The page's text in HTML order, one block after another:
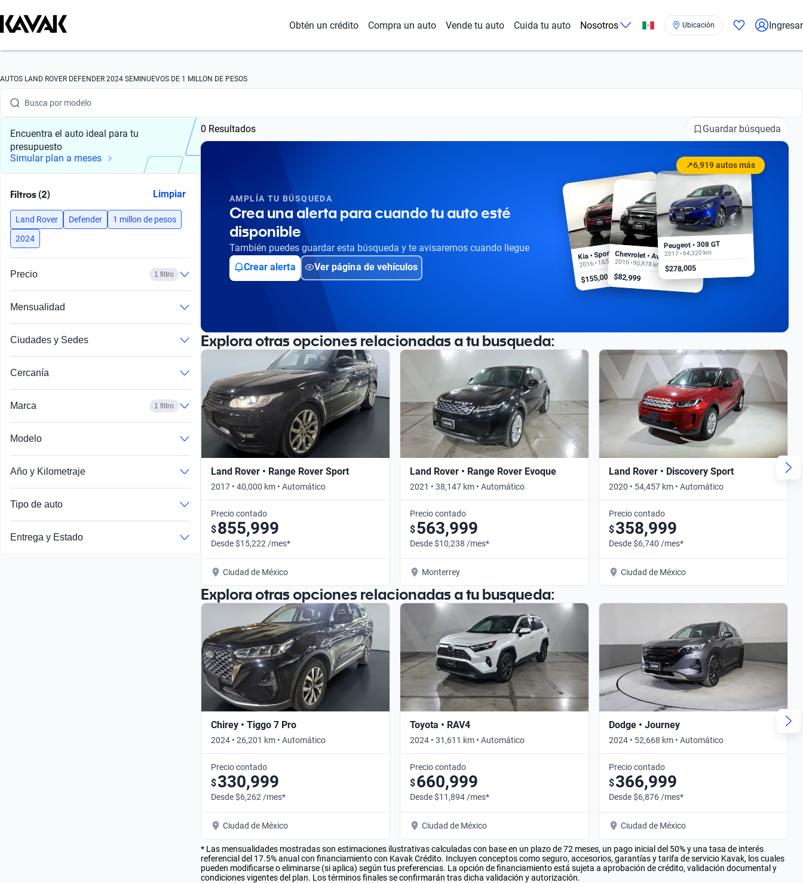
Obtén un crédito Compra un auto Vende tu auto Cuida tu auto Nosotros Ubicación Ingresar
AUTOS LAND ROVER DEFENDER 2024 SEMINUEVOS DE 1 MILLON DE PESOS
Busca por marca
Busca por modelo
Busca por versión
Busca por año
Busca por modelo
Busca por versión
Busca por año
Encuentra el auto ideal para tu
presupuesto
Simular plan a meses
Filtros (2) Limpiar
Land Rover Defender
1 millon de pesos
2024
Precio 1 filtro
Mensualidad
Ciudades y Sedes
Cercanía
Marca 1 filtro
Modelo
Año y Kilometraje
Tipo de auto
Entrega y Estado
0 Resultados Guardar búsqueda
AMPLÍA TU BÚSQUEDA
Crea una alerta para cuando tu auto esté
disponible
También puedes guardar esta búsqueda y te avisaremos cuando llegue
Crear alerta
Ver página de vehículos
↗6,919 autos más
Kia • Sportage EX
2016 • 18,500 km
$155,000
Chevrolet • Aveo
2010 • 90,878 km
$82,999
Peugeot • 308 GT
2017 • 64,320 km
$278,005
Explora otras opciones relacionadas a tu busqueda:
Land Rover • Range Rover Sport
2017 • 40,000 km • Automático
Precio contado
$855,999
Desde $15,222 /mes*
Ciudad de México
Land Rover • Range Rover Evoque
2021 • 38,147 km • Automático
Precio contado
$563,999
Desde $10,238 /mes*
Monterrey
Land Rover • Discovery Sport
2020 • 54,457 km • Automático
Precio contado
$358,999
Desde $6,740 /mes*
Ciudad de México
Explora otras opciones relacionadas a tu busqueda:
Chirey • Tiggo 7 Pro
2024 • 26,201 km • Automático
Precio contado
$330,999
Desde $6,262 /mes*
Ciudad de México
Toyota • RAV4
2024 • 31,611 km • Automático
Precio contado
$660,999
Desde $11,894 /mes*
Ciudad de México
Dodge • Journey
2024 • 52,668 km • Automático
Precio contado
$366,999
Desde $6,876 /mes*
Ciudad de México
* Las mensualidades mostradas son estimaciones ilustrativas calculadas con base en un plazo de 72 meses, un pago inicial del 50% y una tasa de interés
referencial del 17.5% anual con financiamiento con Kavak Crédito. Incluyen conceptos como seguro, accesorios, garantías y tarifa de servicio Kavak, los cuales
pueden modificarse o eliminarse (si aplica) según tus preferencias. La opción de financiamiento está sujeta a aprobación de crédito, validación documental y
condiciones vigentes del plan. Los términos finales se confirmarán tras dicha validación y autorización.